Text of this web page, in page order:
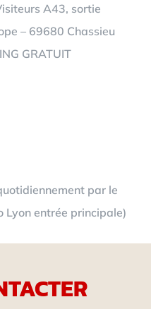
A43, sortie
– 69680 Chassieu
GRATUIT
par le
Lyon entrée principale)